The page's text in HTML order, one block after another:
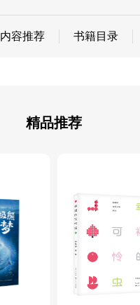
内容推荐 书籍目录
精品推荐